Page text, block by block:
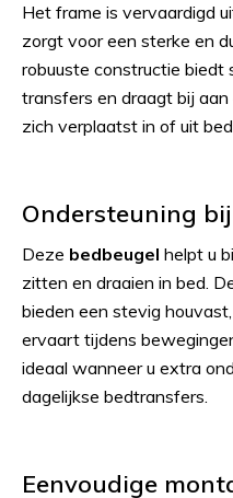
Het frame is vervaardigd
zorgt voor een sterke en
robuuste constructie biedt
transfers en draagt bij
zich verplaatst in of uit
Ondersteuning
Deze bedbeugel helpt u
zitten en draaien in bed.
bieden een stevig
ervaart tijdens
ideaal wanneer u extra
dagelijkse bedtransfers.
Eenvoudige